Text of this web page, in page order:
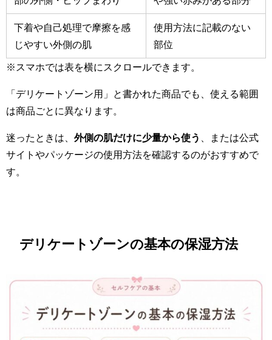
下着や自己処理で摩擦を感
じやすい外側の肌
使用方法に記載のない
部位
※スマホでは表を横にスクロールできます。
「デリケートゾーン用」と書かれた商品でも、使える範囲
は商品ごとに異なります。
迷ったときは、 外側の肌だけに少量から使う
、または公式
サイトやパッケージの使用方法を確認するのがおすすめで
す。
デリケートゾーンの基本の保湿方法